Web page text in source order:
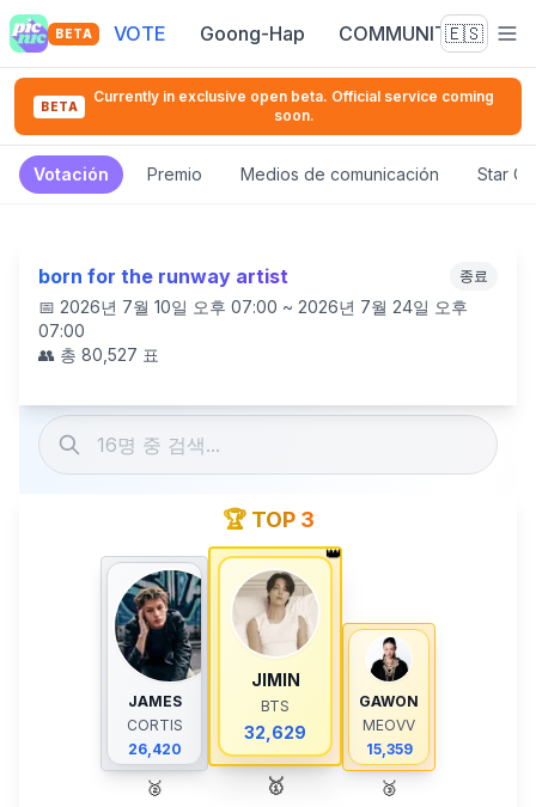
BETA VOTE Goong-Hap COMMUNITY🇪🇸
BETA
Currently in exclusive open beta. Official service coming
soon.
Votación Premio Medios de comunicación Star
born for the runway artist 종료
📅 2026년 7월 10일 오후 07:00 ~ 2026년 7월 24일 오후
07:00
👥 총 80,527 표
🏆 TOP 3
JAMES
CORTIS
26,420
🥈
👑
JIMIN
BTS
32,629
🥇
GAWON
MEOVV
15,359
🥉